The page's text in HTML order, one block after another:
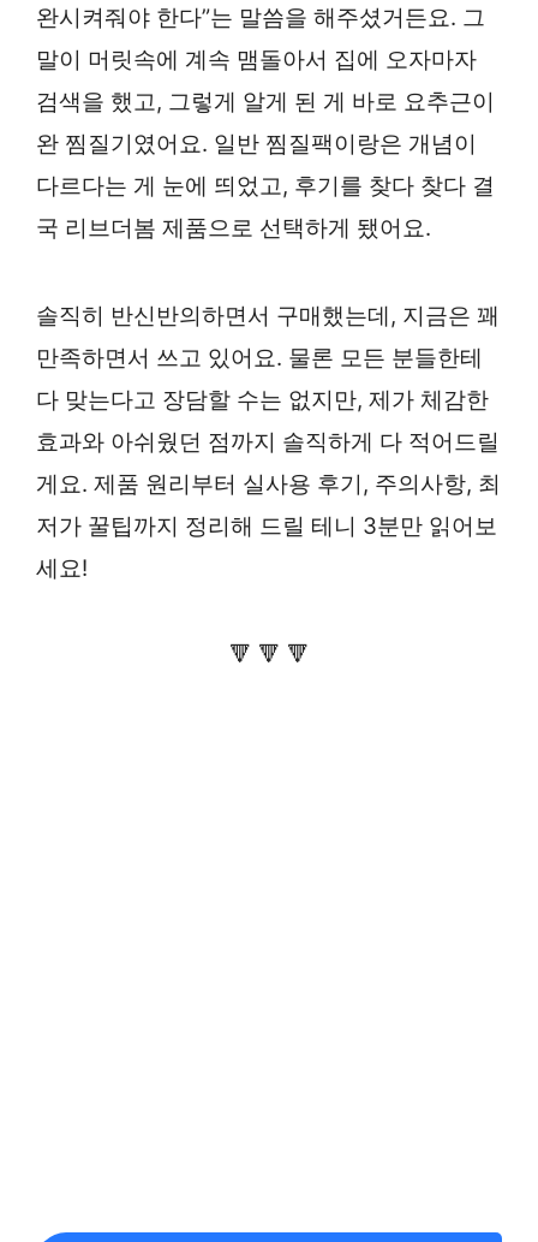
완시켜줘야 한다”는 말씀을 해주셨거든요. 그
말이 머릿속에 계속 맴돌아서 집에 오자마자
검색을 했고, 그렇게 알게 된 게 바로 요추근이
완 찜질기였어요. 일반 찜질팩이랑은 개념이
다르다는 게 눈에 띄었고, 후기를 찾다 찾다 결
국 리브더봄 제품으로 선택하게 됐어요.
솔직히 반신반의하면서 구매했는데, 지금은 꽤
만족하면서 쓰고 있어요. 물론 모든 분들한테
다 맞는다고 장담할 수는 없지만, 제가 체감한
효과와 아쉬웠던 점까지 솔직하게 다 적어드릴
게요. 제품 원리부터 실사용 후기, 주의사항, 최
저가 꿀팁까지 정리해 드릴 테니 3분만 읽어보
세요!
🔻 🔻 🔻